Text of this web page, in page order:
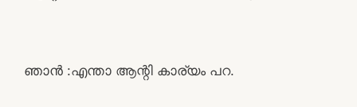
ഞാൻ :എന്താ ആന്റി കാര്യം പറ.